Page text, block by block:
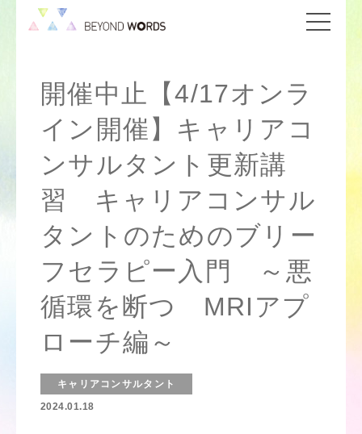
開催中止【4/17オンラ
イン開催】キャリアコ
ンサルタント更新講
習 キャリアコンサル
タントのためのブリー
フセラピー入門 ～悪
循環を断つ MRIアプ
ローチ編～
キャリアコンサルタント
2024.01.18